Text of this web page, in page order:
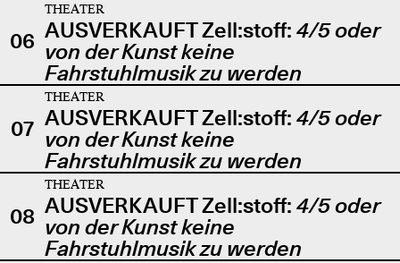
06
THEATER
AUSVERKAUFT Zell:stoff: 4/5 oder
von der Kunst keine
Fahrstuhlmusik zu werden
07
THEATER
AUSVERKAUFT Zell:stoff: 4/5 oder
von der Kunst keine
Fahrstuhlmusik zu werden
08
THEATER
AUSVERKAUFT Zell:stoff: 4/5 oder
von der Kunst keine
Fahrstuhlmusik zu werden